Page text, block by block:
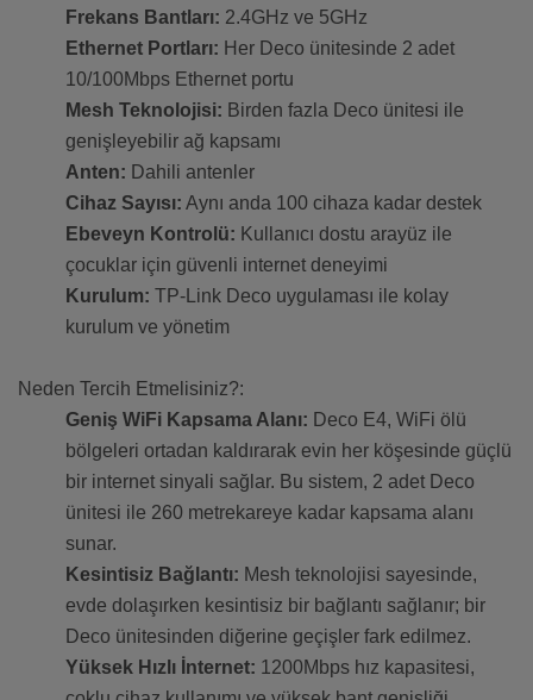
Frekans Bantları: 2.4GHz ve 5GHz
Ethernet Portları: Her Deco ünitesinde 2 adet
10/100Mbps Ethernet portu
Mesh Teknolojisi: Birden fazla Deco ünitesi ile
genişleyebilir ağ kapsamı
Anten: Dahili antenler
Cihaz Sayısı: Aynı anda 100 cihaza kadar destek
Ebeveyn Kontrolü: Kullanıcı dostu arayüz ile
çocuklar için güvenli internet deneyimi
Kurulum: TP-Link Deco uygulaması ile kolay
kurulum ve yönetim
Neden Tercih Etmelisiniz?:
Geniş WiFi Kapsama Alanı: Deco E4, WiFi ölü
bölgeleri ortadan kaldırarak evin her köşesinde güçlü
bir internet sinyali sağlar. Bu sistem, 2 adet Deco
ünitesi ile 260 metrekareye kadar kapsama alanı
sunar.
Kesintisiz Bağlantı: Mesh teknolojisi sayesinde,
evde dolaşırken kesintisiz bir bağlantı sağlanır; bir
Deco ünitesinden diğerine geçişler fark edilmez.
Yüksek Hızlı İnternet: 1200Mbps hız kapasitesi,